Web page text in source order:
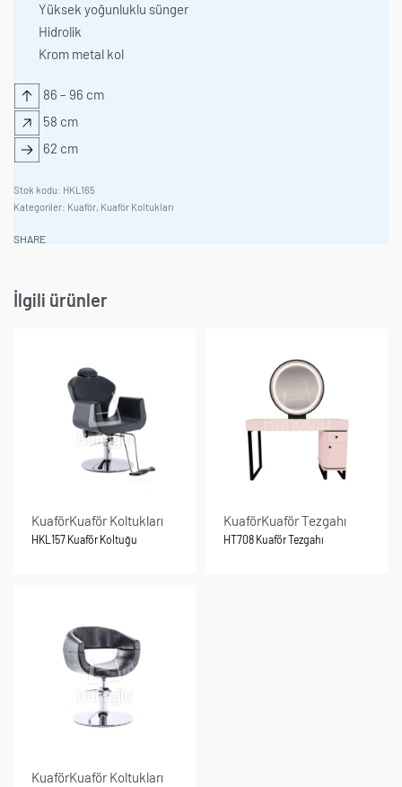
Yüksek yoğunluklu sünger
Hidrolik
Krom metal kol
86 – 96 cm
58 cm
62 cm
HKL165
Kategoriler: Kuaför, Kuaför Koltukları
SHARE
İlgili ürünler
KuaförKuaför Koltukları
HKL157 Kuaför Koltuğu
KuaförKuaför Tezgahı
HT708 Kuaför Tezgahı
KuaförKuaför Koltukları